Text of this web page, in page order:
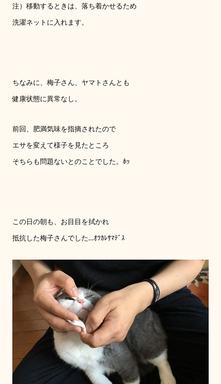
注）移動するときは、落ち着かせるため
洗濯ネットに入れます。
ちなみに、梅子さん、ヤマトさんとも
健康状態に異常なし。
前回、肥満気味を指摘されたので
エサを変えて様子を見たところ
そちらも問題ないとのことでした。ﾎｯ
この日の朝も、お目目を拭かれ
抵抗した梅子さんでした…ｵﾂｶﾚｻﾏﾃﾞｽ